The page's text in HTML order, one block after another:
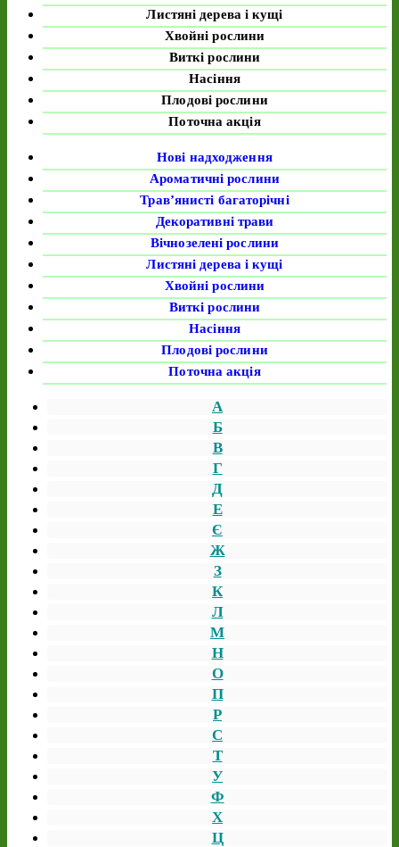
Листяні дерева і кущі
Хвойні рослини
Виткі рослини
Насіння
Плодові рослини
Поточна акція
Нові надходження
Ароматичні рослини
Трав’янисті багаторічні
Декоративні трави
Вічнозелені рослини
Листяні дерева і кущі
Хвойні рослини
Виткі рослини
Насіння
Плодові рослини
Поточна акція
А
Б
В
Г
Д
Е
Є
Ж
З
К
Л
М
Н
О
П
Р
С
Т
У
Ф
Х
Ц